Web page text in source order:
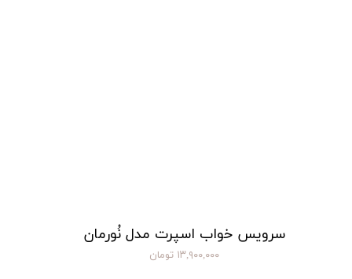
سرویس خواب اسپرت مدل نُورمان
۱۳,۹۰۰,۰۰۰ تومان